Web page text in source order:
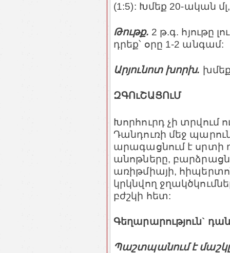
(1:5): Խմեք 20-ական
Թութք. 2 թ.գ. հյութը
դրեք՝ օրը 1-2 անգամ:
Արյունոտ խորխ.
ԶԳՈւՇԱՑՈւՄ
Խորհուրդ չի տրվում
Դանդուռի մեջ
արագացնում է սրտի
անոթները,
առիթմիայի,
կրկնվող
բժշկի հետ:
Գեղարարություն`
Պաշտպանում է